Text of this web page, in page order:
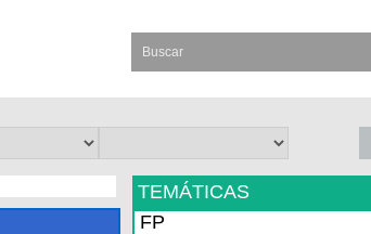
TEMÁTICAS
FP